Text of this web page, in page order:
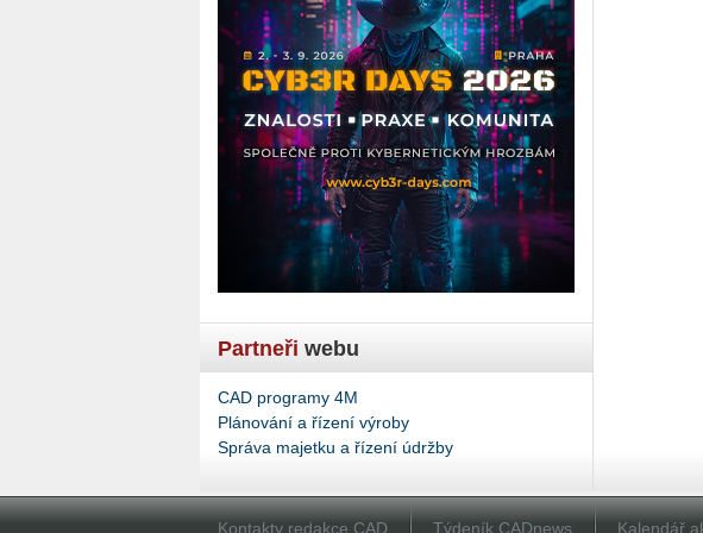
Partneři webu
CAD programy 4M
Plánování a řízení výroby
Správa majetku a řízení údržby
Kontakty redakce CAD Týdeník CADnews Kalendář